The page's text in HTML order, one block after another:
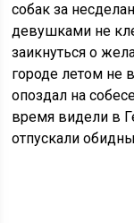
собак за
девушками не
заикнуться о
городе летом не
опоздал на
время видели в
отпускали